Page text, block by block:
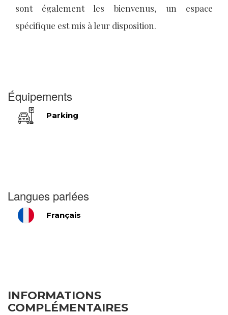
sont également les bienvenus, un espace
spécifique est mis à leur disposition.
Équipements
Parking
Langues parlées
Français
INFORMATIONS
COMPLÉMENTAIRES